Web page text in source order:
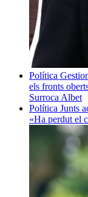
Política
els fronts
Surroca Albet
Política Junts
«Ha perdut el